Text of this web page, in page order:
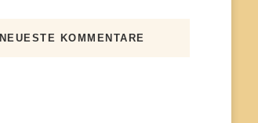
NEUESTE KOMMENTARE